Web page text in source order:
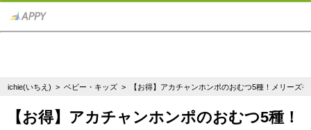
ichie(いちえ) >ベビー・キッズ > 【お得】アカチャンホンポのおむつ5種！メリーズ
【お得】アカチャンホンポのおむつ5種！